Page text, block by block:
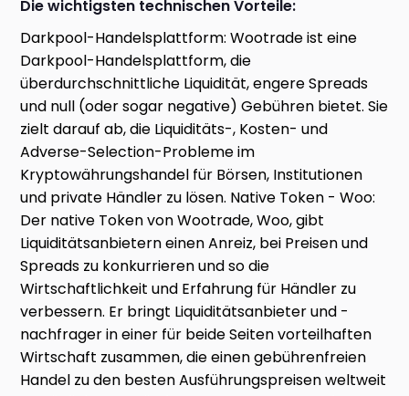
Die wichtigsten technischen Vorteile:
Darkpool-Handelsplattform: Wootrade ist eine
Darkpool-Handelsplattform, die
überdurchschnittliche Liquidität, engere Spreads
und null (oder sogar negative) Gebühren bietet. Sie
zielt darauf ab, die Liquiditäts-, Kosten- und
Adverse-Selection-Probleme im
Kryptowährungshandel für Börsen, Institutionen
und private Händler zu lösen. Native Token - Woo:
Der native Token von Wootrade, Woo, gibt
Liquiditätsanbietern einen Anreiz, bei Preisen und
Spreads zu konkurrieren und so die
Wirtschaftlichkeit und Erfahrung für Händler zu
verbessern. Er bringt Liquiditätsanbieter und -
nachfrager in einer für beide Seiten vorteilhaften
Wirtschaft zusammen, die einen gebührenfreien
Handel zu den besten Ausführungspreisen weltweit